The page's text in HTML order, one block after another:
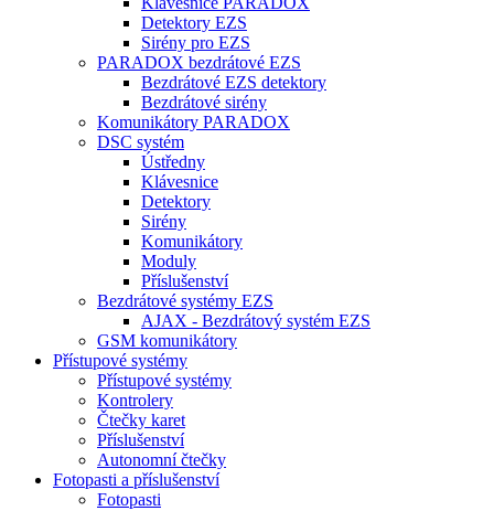
Detektory EZS
Sirény pro EZS
PARADOX bezdrátové EZS
Bezdrátové EZS detektory
Bezdrátové sirény
Komunikátory PARADOX
DSC systém
Ústředny
Klávesnice
Detektory
Sirény
Komunikátory
Moduly
Příslušenství
Bezdrátové systémy EZS
AJAX - Bezdrátový systém EZS
GSM komunikátory
Přístupové systémy
Přístupové systémy
Kontrolery
Čtečky karet
Příslušenství
Autonomní čtečky
Fotopasti a příslušenství
Fotopasti